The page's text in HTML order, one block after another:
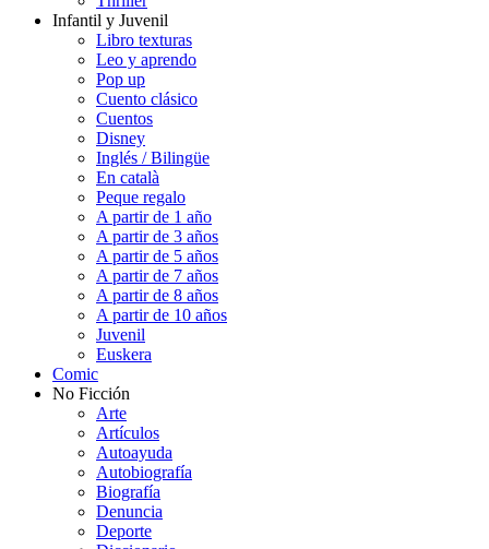
Infantil y Juvenil
Libro texturas
Leo y aprendo
Pop up
Cuento clásico
Cuentos
Disney
Inglés / Bilingüe
En català
Peque regalo
A partir de 1 año
A partir de 3 años
A partir de 5 años
A partir de 7 años
A partir de 8 años
A partir de 10 años
Juvenil
Euskera
Comic
No Ficción
Arte
Artículos
Autoayuda
Autobiografía
Biografía
Denuncia
Deporte